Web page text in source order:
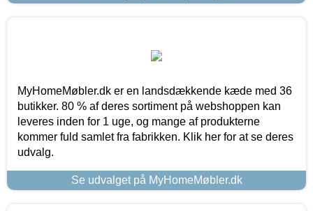
MyHomeMøbler.dk er en landsdækkende kæde med 36
butikker. 80 % af deres sortiment på webshoppen kan
leveres inden for 1 uge, og mange af produkterne
kommer fuld samlet fra fabrikken. Klik her for at se deres
udvalg.
Se udvalget på MyHomeMøbler.dk